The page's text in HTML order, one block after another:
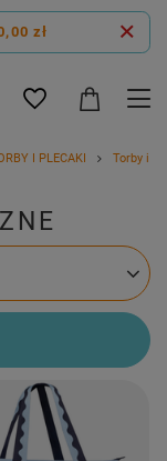
zł
I PLECAKI Torby i